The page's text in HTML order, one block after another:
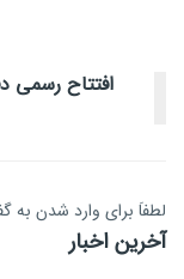
افتتاح رسمی
لطفاَ برای وارد شدن به
آخرین اخبار